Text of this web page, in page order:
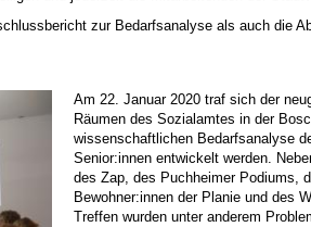
zur Bedarfsanalyse als auch die
Am 22. Januar 2020 traf sich der
Räumen des Sozialamtes in der
wissenschaftlichen Bedarfsanalyse
Senior:innen entwickelt werden.
des Zap, des Puchheimer Podiums,
Bewohner:innen der Planie und des
Treffen wurden unter anderem